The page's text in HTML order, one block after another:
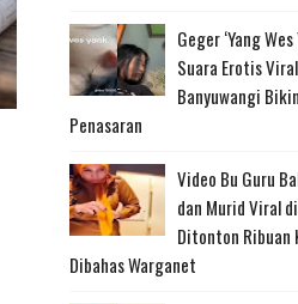
Geger ‘Yang
Suara Erotis
Banyuwangi
Penasaran
Video Bu Guru
dan Murid Viral
Ditonton Ribuan
Dibahas Warganet